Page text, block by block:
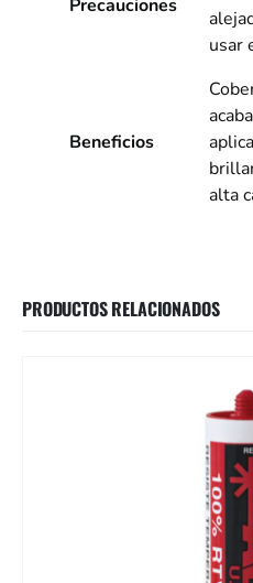
Precauciones
usar
Beneficios
alta
PRODUCTOS RELACIONADOS